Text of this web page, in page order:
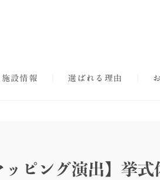
施設情報 選ばれる理由
ピング演出】挙